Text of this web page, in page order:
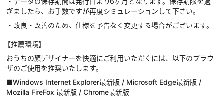
ぎましたら、お手数ですが再度シミュレーションして下さい。
・改良・改善のため、仕様を予告なく変更する場合がございます。
【推薦環境】
おうちの顔デザイナーを快適にご利用いただくには、以下のブラウ
ザのご使用を推奨いたします。
■Windows Internet Explorer最新版 / Microsoft Edge最新版 /
Mozilla FireFox 最新版 / Chrome最新版